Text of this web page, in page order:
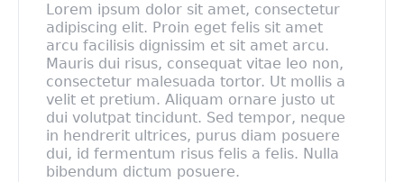
Lorem ipsum dolor sit amet, consectetur
adipiscing elit. Proin eget felis sit amet
arcu facilisis dignissim et sit amet arcu.
Mauris dui risus, consequat vitae leo non,
consectetur malesuada tortor. Ut mollis a
velit et pretium. Aliquam ornare justo ut
dui volutpat tincidunt. Sed tempor, neque
in hendrerit ultrices, purus diam posuere
dui, id fermentum risus felis a felis. Nulla
bibendum dictum posuere.